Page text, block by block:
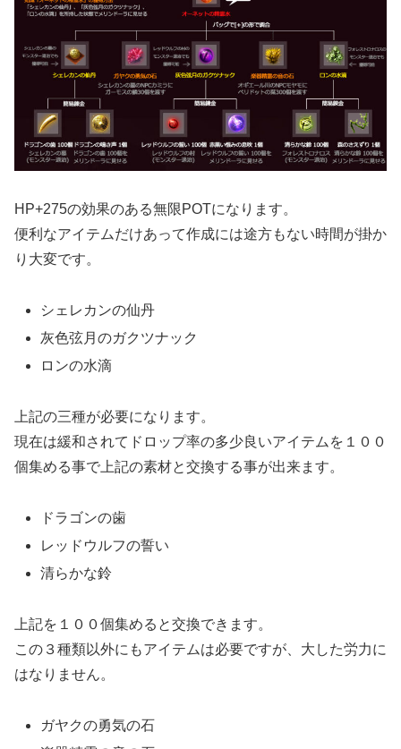
HP+275の効果のある無限POTになります。
便利なアイテムだけあって作成には途方もない時間が掛か
り大変です。
シェレカンの仙丹
灰色弦月のガクツナック
ロンの水滴
上記の三種が必要になります。
現在は緩和されてドロップ率の多少良いアイテムを１００
個集める事で上記の素材と交換する事が出来ます。
ドラゴンの歯
レッドウルフの誓い
清らかな鈴
上記を１００個集めると交換できます。
この３種類以外にもアイテムは必要ですが、大した労力に
はなりません。
ガヤクの勇気の石